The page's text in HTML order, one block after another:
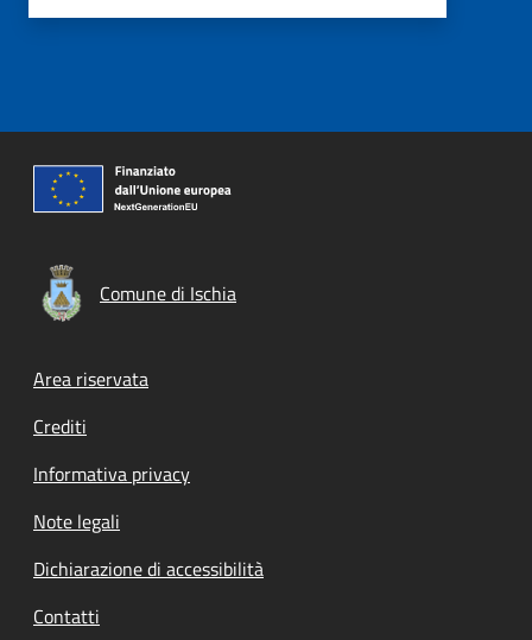
Comune di Ischia
Footer menu
Area riservata
Crediti
Informativa privacy
Note legali
Dichiarazione di accessibilità
Contatti